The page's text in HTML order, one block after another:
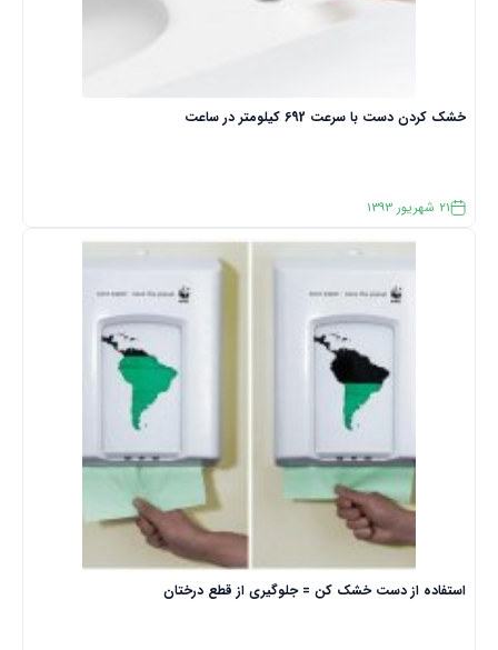
خشک کردن دست با سرعت 692 کیلومتر در ساعت
21 شهریور 1393
استفاده از دست خشک کن = جلوگیری از قطع درختان